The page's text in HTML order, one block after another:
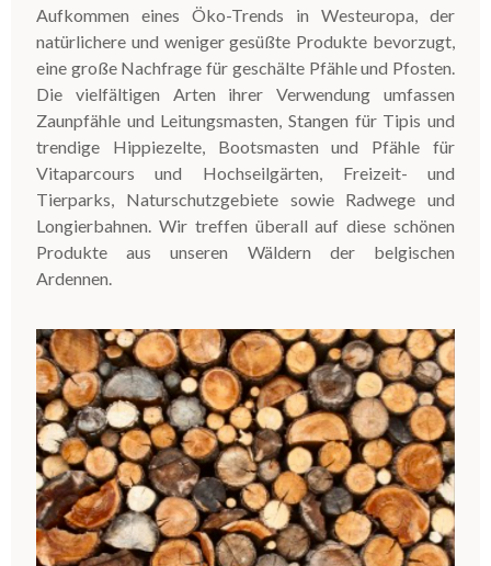
Aufkommen eines Öko-Trends in Westeuropa, der
natürlichere und weniger gesüßte Produkte bevorzugt,
eine große Nachfrage für geschälte Pfähle und Pfosten.
Die vielfältigen Arten ihrer Verwendung umfassen
Zaunpfähle und Leitungsmasten, Stangen für Tipis und
trendige Hippiezelte, Bootsmasten und Pfähle für
Vitaparcours und Hochseilgärten, Freizeit- und
Tierparks, Naturschutzgebiete sowie Radwege und
Longierbahnen. Wir treffen überall auf diese schönen
Produkte aus unseren Wäldern der belgischen
Ardennen.